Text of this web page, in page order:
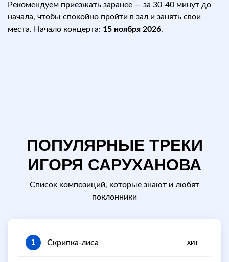
Рекомендуем приезжать заранее — за 30-40 минут до
начала, чтобы спокойно пройти в зал и занять свои
места. Начало концерта: 15 ноября 2026.
ПОПУЛЯРНЫЕ ТРЕКИ
ИГОРЯ САРУХАНОВА
Список композиций, которые знают и любят
поклонники
1 Скрипка-лиса ХИТ